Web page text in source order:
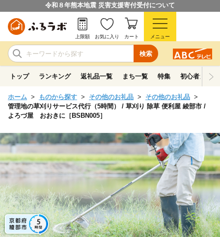
令和８年熊本地震 災害支援寄付受付について
検索
上限額 お気に入り カート メニュー
トップ ランキング 返礼品一覧 まち一覧 特集 初心者ガイド
ホーム ものから探す その他のお礼品
その他のお礼品
管理地の草刈りサービス代行（5時間） / 草刈り 除草 便利屋 綾部市 /
よろづ屋 おおきに［BSBN005］